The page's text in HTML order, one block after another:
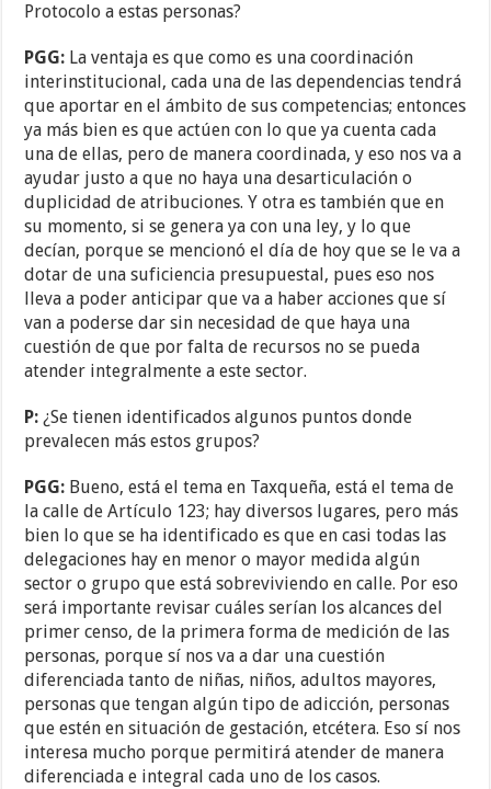
Protocolo a estas personas?
PGG: La ventaja es que como es una coordinación
interinstitucional, cada una de las dependencias tendrá
que aportar en el ámbito de sus competencias; entonces
ya más bien es que actúen con lo que ya cuenta cada
una de ellas, pero de manera coordinada, y eso nos va a
ayudar justo a que no haya una desarticulación o
duplicidad de atribuciones. Y otra es también que en
su momento, si se genera ya con una ley, y lo que
decían, porque se mencionó el día de hoy que se le va a
dotar de una suficiencia presupuestal, pues eso nos
lleva a poder anticipar que va a haber acciones que sí
van a poderse dar sin necesidad de que haya una
cuestión de que por falta de recursos no se pueda
atender integralmente a este sector.
P: ¿Se tienen identificados algunos puntos donde
prevalecen más estos grupos?
PGG: Bueno, está el tema en Taxqueña, está el tema de
la calle de Artículo 123; hay diversos lugares, pero más
bien lo que se ha identificado es que en casi todas las
delegaciones hay en menor o mayor medida algún
sector o grupo que está sobreviviendo en calle. Por eso
será importante revisar cuáles serían los alcances del
primer censo, de la primera forma de medición de las
personas, porque sí nos va a dar una cuestión
diferenciada tanto de niñas, niños, adultos mayores,
personas que tengan algún tipo de adicción, personas
que estén en situación de gestación, etcétera. Eso sí nos
interesa mucho porque permitirá atender de manera
diferenciada e integral cada uno de los casos.